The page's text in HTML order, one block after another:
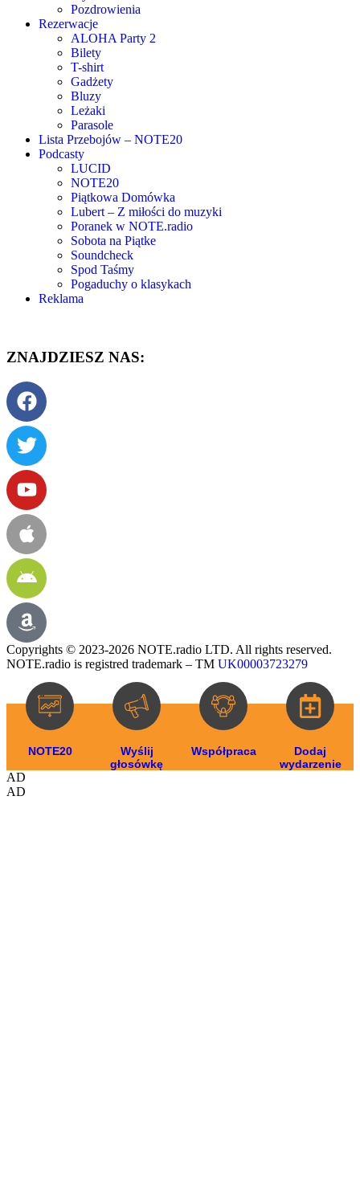
Pozdrowienia
Rezerwacje
ALOHA Party 2
Bilety
T-shirt
Gadżety
Bluzy
Leżaki
Parasole
Lista Przebojów – NOTE20
Podcasty
LUCID
NOTE20
Piątkowa Domówka
Lubert – Z miłości do muzyki
Poranek w NOTE.radio
Sobota na Piątke
Soundcheck
Spod Taśmy
Pogaduchy o klasykach
Reklama
ZNAJDZIESZ NAS:
Copyrights © 2023-2026 NOTE.radio LTD. All rights reserved.
NOTE.radio is registred trademark – TM UK00003723279
NOTE20
Wyślij
głosówkę
Współpraca
Dodaj
wydarzenie
AD
AD